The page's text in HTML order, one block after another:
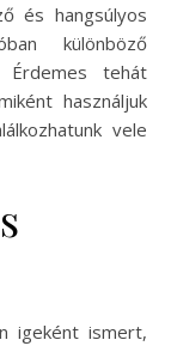
és hangsúlyos
különböző
Érdemes tehát
használjuk
vele
igeként ismert,